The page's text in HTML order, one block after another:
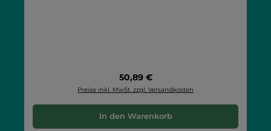
Regulärer Preis:
50,89 €
Preise inkl. MwSt. zzgl. Versandkosten
In den Warenkorb